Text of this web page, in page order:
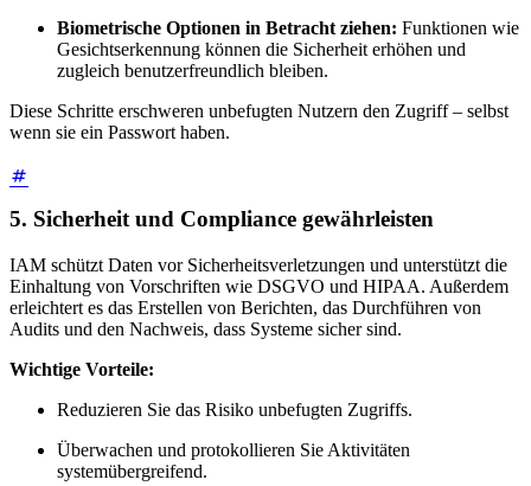
Biometrische Optionen in Betracht ziehen: Funktionen wie
Gesichtserkennung können die Sicherheit erhöhen und
zugleich benutzerfreundlich bleiben.
Diese Schritte erschweren unbefugten Nutzern den Zugriff – selbst
wenn sie ein Passwort haben.
5. Sicherheit und Compliance gewährleisten
IAM schützt Daten vor Sicherheitsverletzungen und unterstützt die
Einhaltung von Vorschriften wie DSGVO und HIPAA. Außerdem
erleichtert es das Erstellen von Berichten, das Durchführen von
Audits und den Nachweis, dass Systeme sicher sind.
Wichtige Vorteile:
Reduzieren Sie das Risiko unbefugten Zugriffs.
Überwachen und protokollieren Sie Aktivitäten
systemübergreifend.